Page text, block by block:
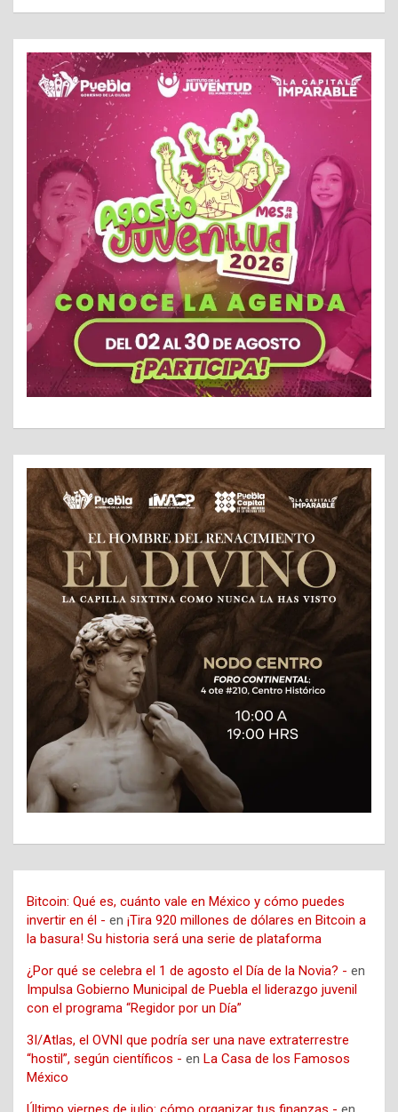
Bitcoin: Qué es, cuánto vale en México y cómo puedes
invertir en él - en ¡Tira 920 millones de dólares en Bitcoin a
la basura! Su historia será una serie de plataforma
¿Por qué se celebra el 1 de agosto el Día de la Novia? - en
Impulsa Gobierno Municipal de Puebla el liderazgo juvenil
con el programa “Regidor por un Día”
3I/Atlas, el OVNI que podría ser una nave extraterrestre
“hostil”, según científicos - en La Casa de los Famosos
México